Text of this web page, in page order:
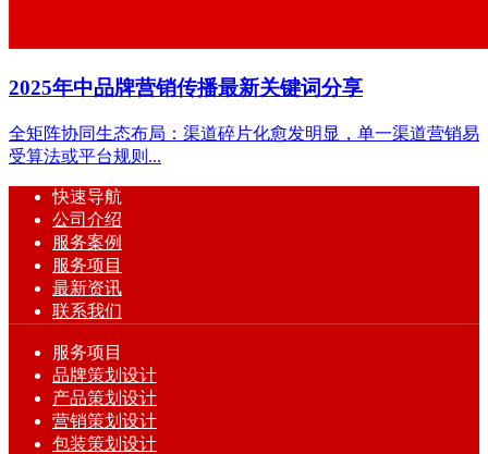
​2025年中品牌营销传播最新关键词分享
全矩阵协同生态布局：渠道碎片化愈发明显，单一渠道营销易
受算法或平台规则...
快速导航
公司介绍
服务案例
服务项目
最新资讯
联系我们
服务项目
品牌策划设计
产品策划设计
营销策划设计
包装策划设计